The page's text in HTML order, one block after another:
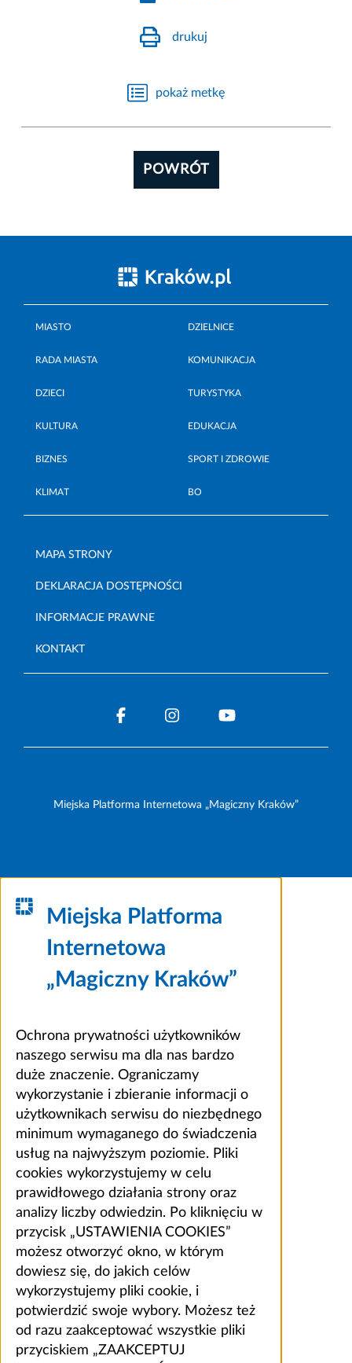
drukuj
pokaż metkę
POWRÓT
MIASTO DZIELNICE
RADA MIASTA KOMUNIKACJA
DZIECI TURYSTYKA
KULTURA EDUKACJA
BIZNES SPORT I ZDROWIE
KLIMAT BO
MAPA STRONY
DEKLARACJA DOSTĘPNOŚCI
INFORMACJE PRAWNE
KONTAKT
Miejska Platforma Internetowa „Magiczny Kraków”
Miejska Platforma
Internetowa
„Magiczny Kraków”
Ochrona prywatności użytkowników
naszego serwisu ma dla nas bardzo
duże znaczenie. Ograniczamy
wykorzystanie i zbieranie informacji o
użytkownikach serwisu do niezbędnego
minimum wymaganego do świadczenia
usług na najwyższym poziomie. Pliki
cookies wykorzystujemy w celu
prawidłowego działania strony oraz
analizy liczby odwiedzin. Po kliknięciu w
przycisk „USTAWIENIA COOKIES”
możesz otworzyć okno, w którym
dowiesz się, do jakich celów
wykorzystujemy pliki cookie, i
potwierdzić swoje wybory. Możesz też
od razu zaakceptować wszystkie pliki
przyciskiem „ZAAKCEPTUJ